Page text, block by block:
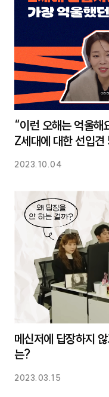
“이런 오해는 억울해
Z세대에 대한 선입견
2023.10.04
메신저에 답장하지
는?
2023.03.15